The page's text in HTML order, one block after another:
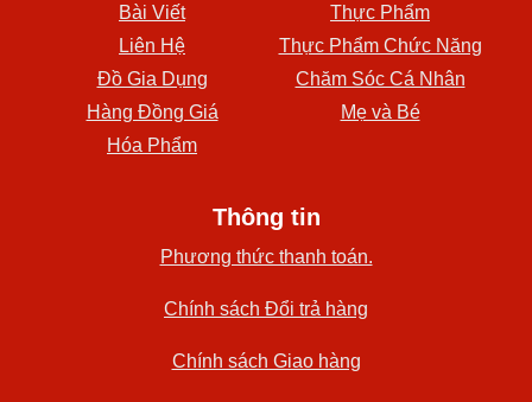
Bài Viết
Thực Phẩm
Liên Hệ
Thực Phẩm Chức Năng
Đồ Gia Dụng
Chăm Sóc Cá Nhân
Hàng Đồng Giá
Mẹ và Bé
Hóa Phẩm
Thông tin
Phương thức thanh toán.
Chính sách Đổi trả hàng
Chính sách Giao hàng